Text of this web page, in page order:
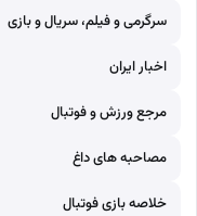
سرگرمی و فیلم، سریال و بازی
اخبار ایران
مرجع ورزش و فوتبال
مصاحبه های داغ
خلاصه بازی فوتبال